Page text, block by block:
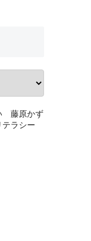
藤原かず
テラシー